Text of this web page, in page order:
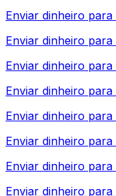
Enviar dinheiro para
Enviar dinheiro para
Enviar dinheiro para
Enviar dinheiro para
Enviar dinheiro para
Enviar dinheiro para
Enviar dinheiro para
Enviar dinheiro para